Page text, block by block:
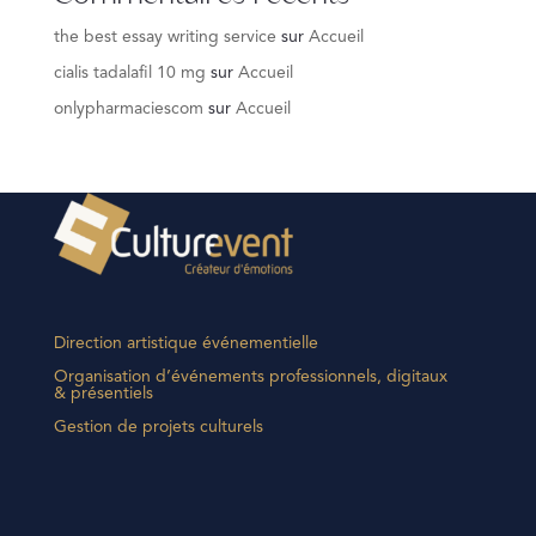
the best essay writing service sur Accueil
cialis tadalafil 10 mg sur Accueil
onlypharmaciescom sur Accueil
Direction artistique événementielle
Organisation d’événements professionnels, digitaux
& présentiels
Gestion de projets culturels